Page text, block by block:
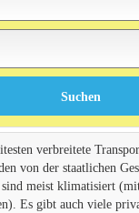
verbreitete
von der staatlichen
meist klimatisiert
Es gibt auch viele